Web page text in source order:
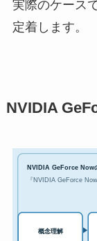
実際のケース
定着します。
NVIDIA
NVIDIA GeForce Now
『NVIDIA GeForce
概念理解